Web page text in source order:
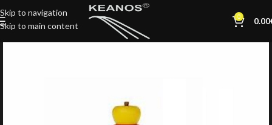
Skip to navigation
Skip to main content
0 0.00